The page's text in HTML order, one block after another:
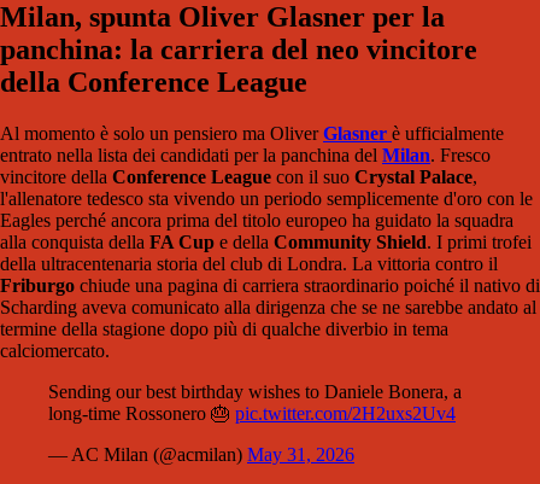
Milan, spunta Oliver Glasner per la
panchina: la carriera del neo vincitore
della Conference League
Al momento è solo un pensiero ma OliverGlasner è ufficialmente
entrato nella lista dei candidati per la panchina del Milan. Fresco
vincitore della Conference League con il suo Crystal Palace,
l'allenatore tedesco sta vivendo un periodo semplicemente d'oro con le
Eagles perché ancora prima del titolo europeo ha guidato la squadra
alla conquista della FA Cup e della Community Shield. I primi trofei
della ultracentenaria storia del club di Londra. La vittoria contro il
Friburgo chiude una pagina di carriera straordinario poiché il nativo di
Scharding aveva comunicato alla dirigenza che se ne sarebbe andato al
termine della stagione dopo più di qualche diverbio in tema
calciomercato.
Sending our best birthday wishes to Daniele Bonera, a
long-time Rossonero 🎂 pic.twitter.com/2H2uxs2Uv4
— AC Milan (@acmilan) May 31, 2026